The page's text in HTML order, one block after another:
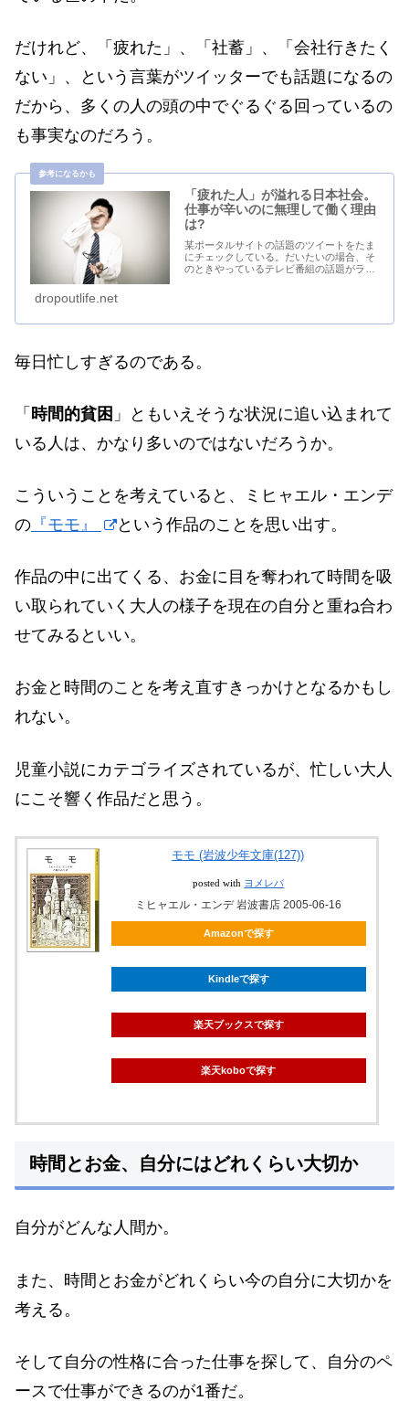
だけれど、「疲れた」、「社蓄」、「会社行きたく
ない」、という言葉がツイッターでも話題になるの
だから、多くの人の頭の中でぐるぐる回っているの
も事実なのだろう。
「疲れた人」が溢れる日本社会。
仕事が辛いのに無理して働く理由
は?
某ポータルサイトの話題のツイートをたま
にチェックしている。だいたいの場合、そ
のときやっているテレビ番組の話題がラン
dropoutlife.net
毎日忙しすぎるのである。
「 時間的貧困 」ともいえそうな状況に追い込まれて
いる人は、かなり多いのではないだろうか。
こういうことを考えていると、ミヒャエル・エンデ
の 『モモ』 という作品のことを思い出す。
作品の中に出てくる、お金に目を奪われて時間を吸
い取られていく大人の様子を現在の自分と重ね合わ
せてみるといい。
お金と時間のことを考え直すきっかけとなるかもし
れない。
児童小説にカテゴライズされているが、忙しい大人
にこそ響く作品だと思う。
モモ (岩波少年文庫(127))
posted with ヨメレバ
ミヒャエル・エンデ 岩波書店 2005-06-16
Amazonで探す
Kindleで探す
楽天ブックスで探す
楽天koboで探す
時間とお金、自分にはどれくらい大切か
自分がどんな人間か。
また、時間とお金がどれくらい今の自分に大切かを
考える。
そして自分の性格に合った仕事を探して、自分のペ
ースで仕事ができるのが1番だ。